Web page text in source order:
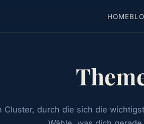
HOME
Cluster, durch die sich die